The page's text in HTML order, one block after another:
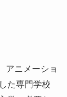
アニメーショ
た専門学校